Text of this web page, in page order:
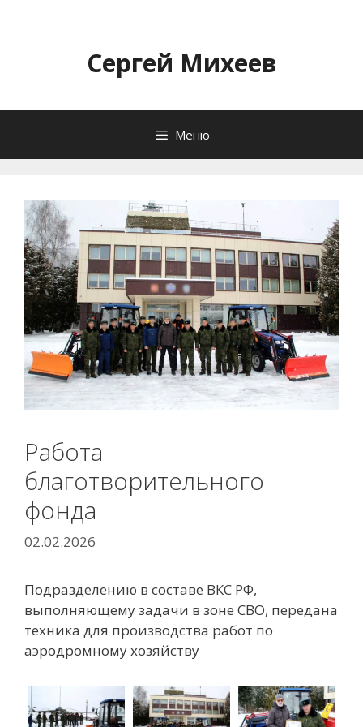
содержимомуСергей Михеев
Меню
Работа
благотворительного
фонда
02.02.2026
Подразделению в составе ВКС РФ,
выполняющему задачи в зоне СВО, передана
техника для производства работ по
аэродромному хозяйству